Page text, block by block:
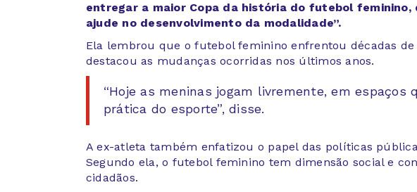
entregar a maior Copa da história do futebol feminino,
ajude no desenvolvimento da modalidade”.
Ela lembrou que o futebol feminino enfrentou décadas de
destacou as mudanças ocorridas nos últimos anos.
“Hoje as meninas jogam livremente, em espaços
prática do esporte”, disse.
A ex-atleta também enfatizou o papel das políticas
Segundo ela, o futebol feminino tem dimensão social e
cidadãos.